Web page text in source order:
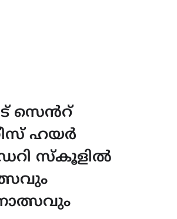
സെൻറ്
ഹയർ
സ്കൂളിൽ